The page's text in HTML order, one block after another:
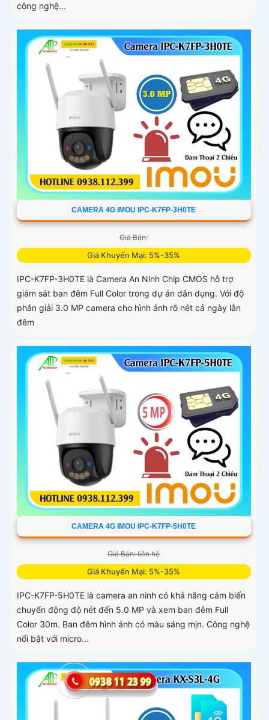
công nghệ...
CAMERA 4G IMOU IPC-K7FP-3H0TE
Giá Bán:
Giá Khuyến Mại: 5%-35%
IPC-K7FP-3H0TE là Camera An Ninh Chip CMOS hỗ trợ
giám sát ban đêm Full Color trong dự án dân dụng. Với độ
phân giải 3.0 MP camera cho hình ảnh rõ nét cả ngày lẫn
đêm
CAMERA 4G IMOU IPC-K7FP-5H0TE
Giá Bán: liên hệ
Giá Khuyến Mại: 5%-35%
IPC-K7FP-5H0TE là camera an ninh có khả năng cảm biến
chuyển động độ nét đến 5.0 MP và xem ban đêm Full
Color 30m. Ban đêm hình ảnh có màu sáng mịn. Công nghệ
nổi bật với micro...